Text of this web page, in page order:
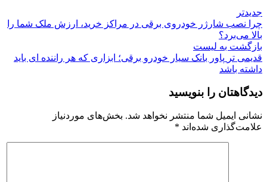
جدیدتر
چرا نصب شارژر خودروی برقی در مراکز خرید، ارزش ملک شما را
بالا می‌برد؟
بازگشت به لیست
قدیمی تر پاور بانک سیار خودرو برقی؛ ابزاری که هر راننده ‌ای باید
داشته باشد
دیدگاهتان را بنویسید
نشانی ایمیل شما منتشر نخواهد شد. بخش‌های موردنیاز
علامت‌گذاری شده‌اند *